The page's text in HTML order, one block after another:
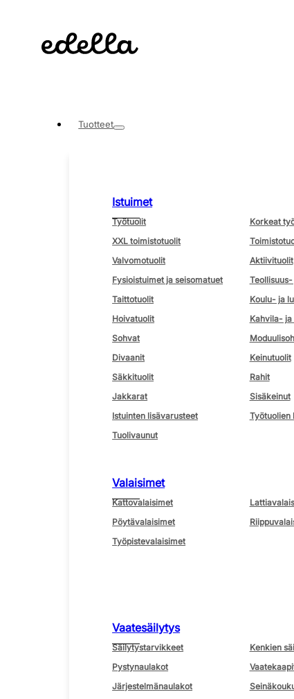
Tuotteet
Istuimet
Työtuolit Korkeat
XXL toimistotuolit
Valvomotuolit
Aktiivituolit
Fysioistuimet ja seisomatuet
Taittotuolit
Koulu- ja
Hoivatuolit
Kahvila-
Sohvat
Divaanit
Keinutuolit
Säkkituolit
Rahit
Jakkarat
Sisäkeinut
Istuinten lisävarusteet
Työtuolien
Tuolivaunut
Valaisimet
Kattovalaisimet
Pöytävalaisimet
Työpistevalaisimet
Vaatesäilytys
Säilytystarvikkeet Kenkien
Pystynaulakot
Järjestelmänaulakot